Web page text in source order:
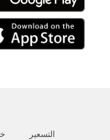
التسعير